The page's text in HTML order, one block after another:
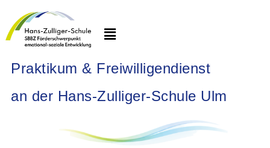
Praktikum & Freiwilligendienst
an der Hans-Zulliger-Schule Ulm